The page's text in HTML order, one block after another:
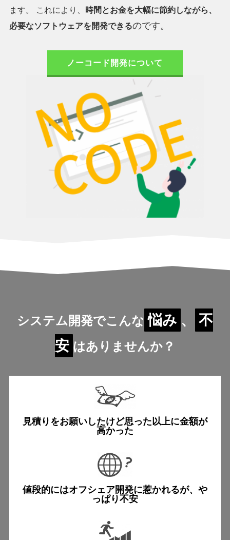
ます。 これにより、
時間とお金を大幅に節約しながら、
必要なソフトウェアを開発できるのです。
ノーコード開発について
システム開発でこんな 悩み 、
不
安 はありませんか？
見積りをお願いしたけど思った以上に金額が
高かった
値段的にはオフシェア開発に惹かれるが、や
っぱり不安